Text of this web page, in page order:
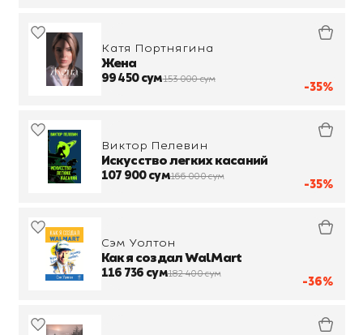
-35%
Катя Портнягина
Жена
99 450 сум153 000 сум
-35%
Виктор Пелевин
Искусство легких касаний
107 900 сум166 000 сум
-36%
Сэм Уолтон
Как я создал WalMart
116 736 сум182 400 сум